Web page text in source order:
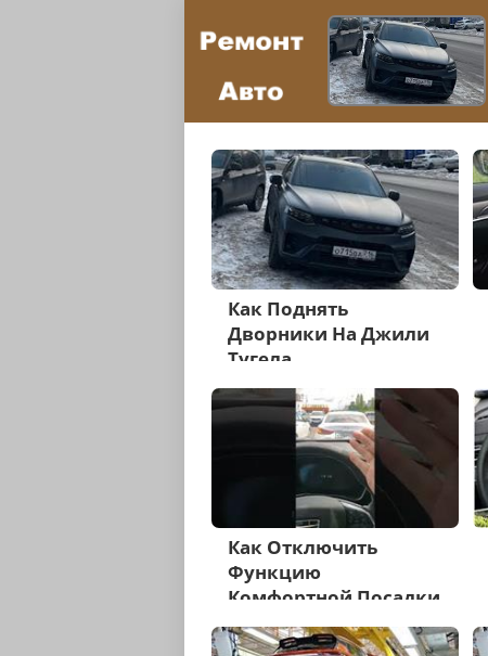
Как Поднять
Дворники На Джили
Тугела
Как Отключить
Функцию
Комфортной Посадки
Джили Тугела